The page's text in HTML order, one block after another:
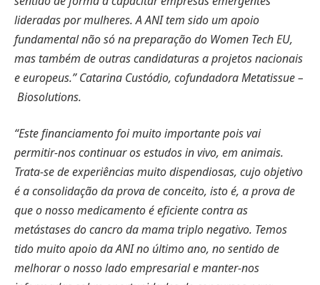
lideradas por mulheres. A ANI tem sido um apoio
fundamental não só na preparação do Women Tech EU,
mas também de outras candidaturas a projetos nacionais
e europeus.”Catarina Custódio, cofundadora Metatissue–
Biosolutions.
“Este financiamento foi muito importante pois vai
permitir-nos continuar os estudos in vivo, em animais.
Trata-se de experiências muito dispendiosas, cujo objetivo
é a consolidação da prova de conceito, isto é, a prova de
que o nosso medicamento é eficiente contra as
metástases do cancro da mama triplo negativo. Temos
tido muito apoio da ANI no último ano, no sentido de
melhorar o nosso lado empresarial e manter-nos